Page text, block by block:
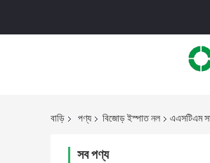
বাড়ি পণ্য বিজোড় ইস্পাত নল এএসটিএম
সব পণ্য